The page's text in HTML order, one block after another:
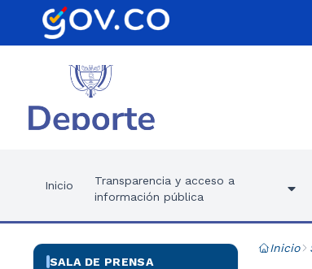
Inicio
Transparencia y acceso a
información pública
SALA DE PRENSA
Inicio